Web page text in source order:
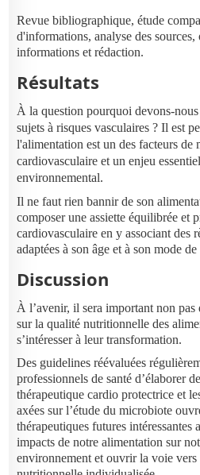
Revue bibliographique, étude
d'informations, analyse des sources,
informations et rédaction.
Résultats
À la question pourquoi devons-
sujets à risques vasculaires ? Il est
l'alimentation est un des facteurs de
cardiovasculaire et un enjeu
environnemental.
Il ne faut rien bannir de son
composer une assiette équilibrée et
cardiovasculaire en y associant des
adaptées à son âge et à son mode
Discussion
À l’avenir, il sera important non
sur la qualité nutritionnelle des
s’intéresser à leur transformation.
Des guidelines réévaluées
professionnels de santé d’élaborer
thérapeutique cardio protectrice et
axées sur l’étude du microbiote
thérapeutiques futures intéressantes
impacts de notre alimentation sur
environnement et ouvrir la voie vers